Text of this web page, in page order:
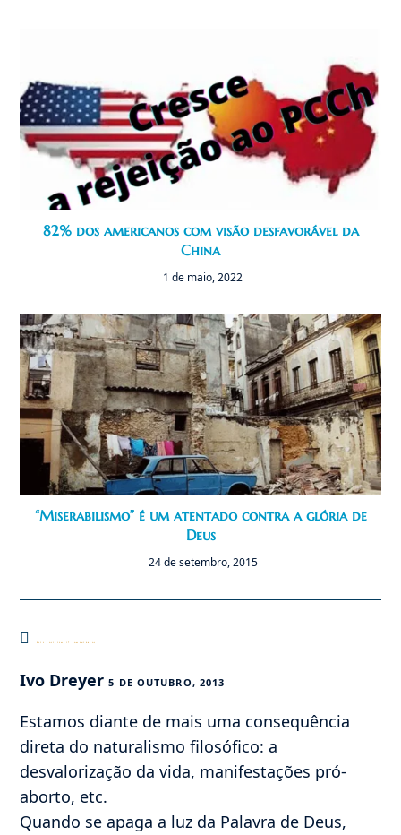
82% dos americanos com visão desfavorável da
China
1 de maio, 2022
“Miserabilismo” é um atentado contra a glória de
Deus
24 de setembro, 2015
Este post tem 17 comentários
Ivo Dreyer5 DE OUTUBRO, 2013
Estamos diante de mais uma consequência
direta do naturalismo filosófico: a
desvalorização da vida, manifestações pró-
aborto, etc.
Quando se apaga a luz da Palavra de Deus,